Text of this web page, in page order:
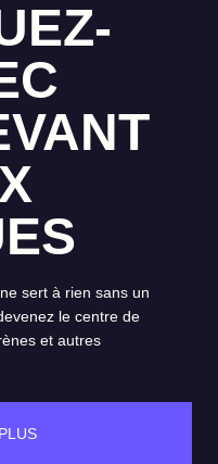
sert à rien sans un
le centre de
et autres